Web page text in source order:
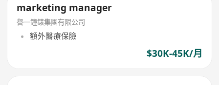
marketing manager
譽一鐘錶集團有限公司
額外醫療保險
$30K-45K/月